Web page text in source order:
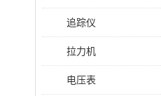
追踪仪
拉力机
电压表